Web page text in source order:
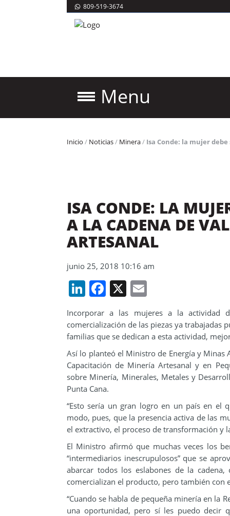
809-519-3674
Menu
Inicio / Noticias/ Minera/ Isa Conde: la mujer
ISA CONDE: LA
A LA CADENA DE
ARTESANAL
junio 25, 2018 10:16 am
LinkedIn
Facebook
X
Incorporar a las mujeres a la actividad
comercialización de las piezas ya trabajadas
familias que se dedican a esta actividad,
Así lo planteó el Ministro de Energía y
Capacitación de Minería Artesanal y en
sobre Minería, Minerales, Metales y
Punta Cana.
“Esto sería un gran logro en un país en el
modo, pues, que la presencia activa de las
el extractivo, el proceso de transformación y
El Ministro afirmó que muchas veces los
“intermediarios inescrupulosos” que se
abarcar todos los eslabones de la
comercializan el producto, pero también con
“Cuando se habla de pequeña minería en la
una oportunidad, pero sí les puedo decir